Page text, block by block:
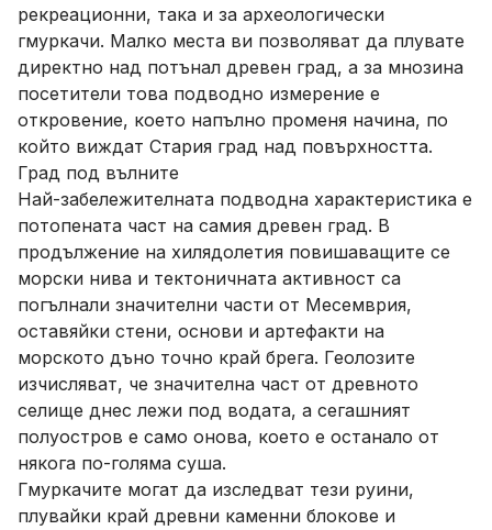
рекреационни, така и за археологически
гмуркачи. Малко места ви позволяват да плувате
директно над потънал древен град, а за мнозина
посетители това подводно измерение е
откровение, което напълно променя начина, по
който виждат Стария град над повърхността.
Град под вълните
Най-забележителната подводна характеристика е
потопената част на самия древен град. В
продължение на хилядолетия повишаващите се
морски нива и тектоничната активност са
погълнали значителни части от Месемврия,
оставяйки стени, основи и артефакти на
морското дъно точно край брега. Геолозите
изчисляват, че значителна част от древното
селище днес лежи под водата, а сегашният
полуостров е само онова, което е останало от
някога по-голяма суша.
Гмуркачите могат да изследват тези руини,
плувайки край древни каменни блокове и